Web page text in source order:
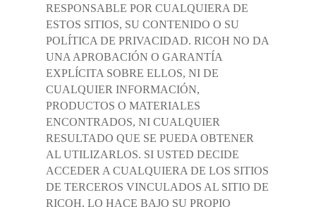
RESPONSABLE POR CUALQUIERA DE
ESTOS SITIOS, SU CONTENIDO O SU
POLÍTICA DE PRIVACIDAD. RICOH NO DA
UNA APROBACIÓN O GARANTÍA
EXPLÍCITA SOBRE ELLOS, NI DE
CUALQUIER INFORMACIÓN,
PRODUCTOS O MATERIALES
ENCONTRADOS, NI CUALQUIER
RESULTADO QUE SE PUEDA OBTENER
AL UTILIZARLOS. SI USTED DECIDE
ACCEDER A CUALQUIERA DE LOS SITIOS
DE TERCEROS VINCULADOS AL SITIO DE
RICOH, LO HACE BAJO SU PROPIO